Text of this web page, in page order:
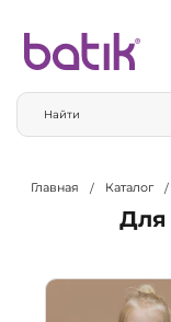
Главная Каталог
Для